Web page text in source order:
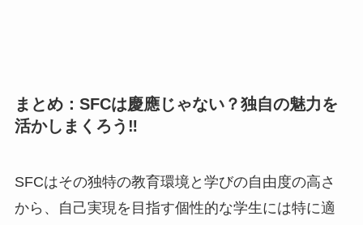
まとめ：SFCは慶應じゃない？独自の魅力を
活かしまくろう‼
SFCはその独特の教育環境と学びの自由度の高さ
から、自己実現を目指す個性的な学生には特に適